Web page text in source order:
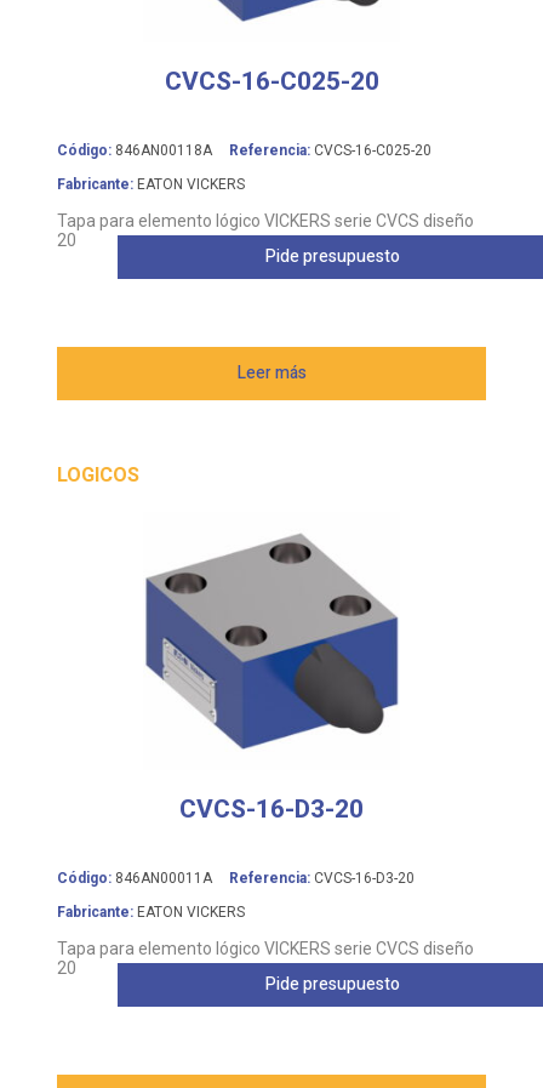
CVCS-16-C025-20
Código: 846AN00118A Referencia: CVCS-16-C025-20
Fabricante: EATON VICKERS
Tapa para elemento lógico VICKERS serie CVCS diseño
20
Leer más
Pide presupuesto
LOGICOS
CVCS-16-D3-20
Código: 846AN00011A Referencia: CVCS-16-D3-20
Fabricante: EATON VICKERS
Tapa para elemento lógico VICKERS serie CVCS diseño
20
Pide presupuesto